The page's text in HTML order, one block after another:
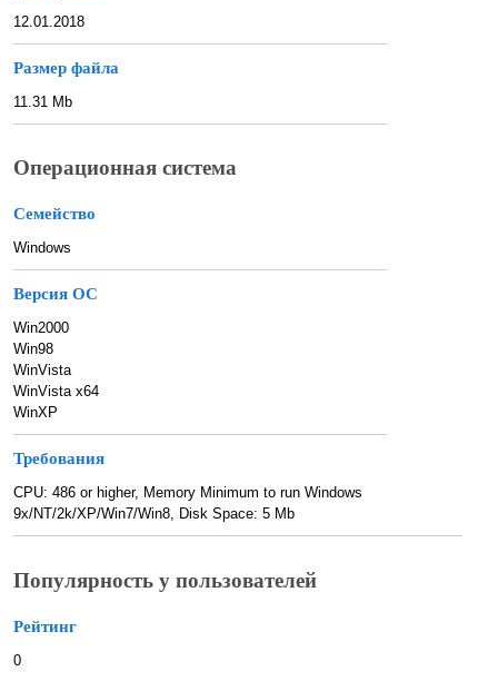
12.01.2018
Размер файла
11.31 Mb
Операционная система
Семейство
Windows
Версия ОС
Win2000
Win98
WinVista
WinVista x64
WinXP
Требования
CPU: 486 or higher, Memory Minimum to run Windows
9x/NT/2k/XP/Win7/Win8, Disk Space: 5 Mb
Популярность у пользователей
Рейтинг
0